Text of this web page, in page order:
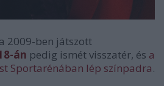
2009-ben játszott
án pedig ismét visszatér, és a
Sportarénában lép színpadra.